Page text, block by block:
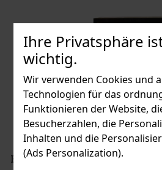
Ihre Privatsphäre
wichtig.
Wir verwenden Cookies und
Technologien für das
Funktionieren der Website,
Besucherzahlen, die
Inhalten und die
(Ads Personalization).
Edition Robusto 1/25